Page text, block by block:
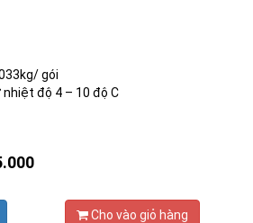
gói
nhiệt độ 4 – 10 độ C
Cho vào giỏ hàng